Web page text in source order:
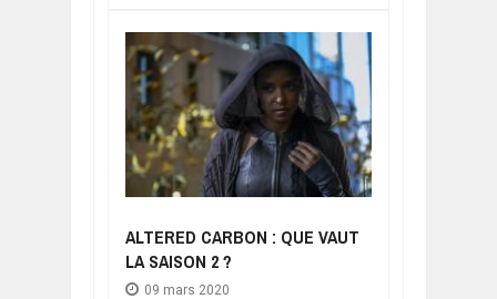
ALTERED CARBON : QUE VAUT
LA SAISON 2 ?
09 mars 2020